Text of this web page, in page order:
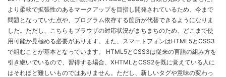
より柔軟で拡張性のあるマークアップを目指し開発されているため、今まで
問題となっていた点や、プログラム依存する箇所が代替できるようになりま
した。ただし、こちらもブラウザの対応状況がまちまちのため、どこまで使
用可能か見極める必要があります。また、スマートフォンはHTML5とCSS3
で組むことが基本となっています。 HTML5とCSS3は従来の言語の組み方を
引き継いでいるので、習得する場合、XHTMLとCSS2を既に覚えている人に
はそれほど難しいものではありません。ただし、新しいタグや意味の変わっ